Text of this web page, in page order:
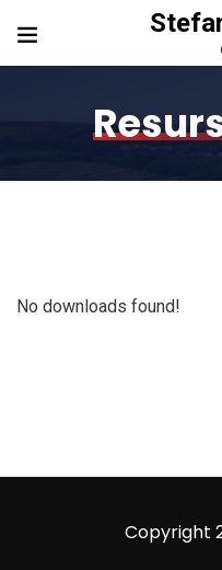
No downloads found!
Copyright